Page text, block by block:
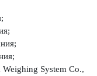
System Co.,